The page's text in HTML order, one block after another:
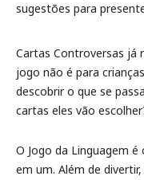
sugestões para
Cartas Controversas já
jogo não é para
descobrir o que se
cartas eles vão
O Jogo da Linguagem
em um. Além de